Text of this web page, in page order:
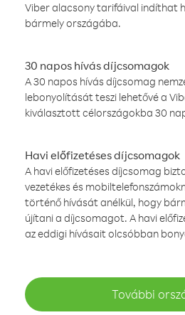
Viber alacsony tarifáival indíthat
bármely országába.
30 napos hívás díjcsomagok
A 30 napos hívás díjcsomag
lebonyolítását teszi lehetővé a
kiválasztott célországokba 30
Havi előfizetéses díjcsomagok
A havi előfizetéses díjcsomag
vezetékes és
történő hívását anélkül, hogy
újítani a díjcsomagot. A havi
az eddigi hívásait olcsóbban
További